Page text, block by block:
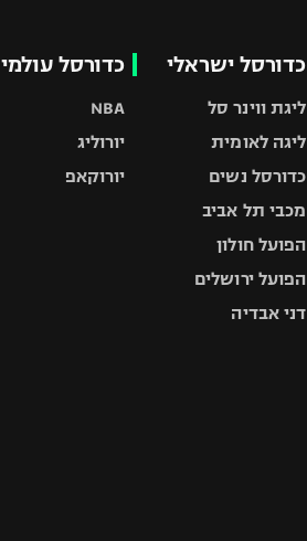
כדורסל ישראלי
ליגת ווינר סל
ליגה לאומית
כדורסל נשים
מכבי תל אביב
הפועל חולון
הפועל ירושלים
דני אבדיה
כדורסל עולמי
NBA
יורוליג
יורוקאפ